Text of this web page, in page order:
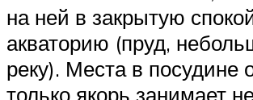
на ней в закрытую
акваторию (пруд,
реку). Места в посудине
только якорь занимает